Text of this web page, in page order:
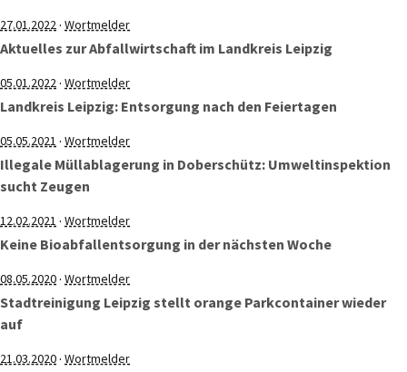
27.01.2022· Wortmelder
Aktuelles zur Abfallwirtschaft im Landkreis Leipzig
05.01.2022· Wortmelder
Landkreis Leipzig: Entsorgung nach den Feiertagen
05.05.2021 · Wortmelder
Illegale Müllablagerung in Doberschütz: Umweltinspektion
sucht Zeugen
12.02.2021 · Wortmelder
Keine Bioabfallentsorgung in der nächsten Woche
08.05.2020· Wortmelder
Stadtreinigung Leipzig stellt orange Parkcontainer wieder
auf
21.03.2020· Wortmelder